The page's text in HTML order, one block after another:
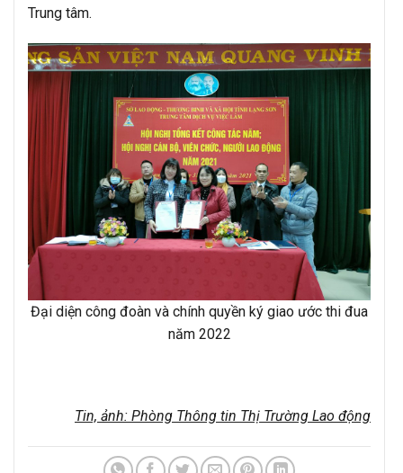
Trung tâm.
Đại diện công đoàn và chính quyền ký giao ước thi đua
năm 2022
Tin, ảnh: Phòng Thông tin Thị Trường Lao động